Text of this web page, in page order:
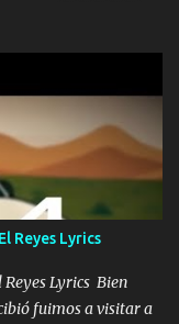
topar pues no hay de
mi línea no veo a
duerm voy chicoteado
agarran el colmillo
tiro esta la PrimiZa
al que su amigo y
aquí hay pa más
no hay de otra...
Reyes Lyrics
Lyrics Bien
fuimos a visitar a